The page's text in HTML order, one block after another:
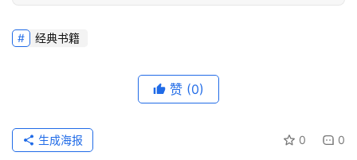
经典书籍
赞 (0)
0 0
生成海报